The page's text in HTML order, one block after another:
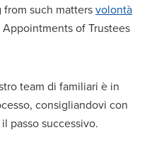
such mattersvolontà
of Trustees
team di familiari è in
consigliandovi con
passo successivo.